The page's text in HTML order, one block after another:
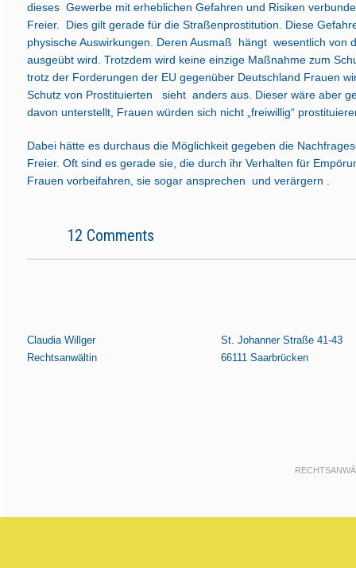
dieses Gewerbe mit erheblichen Gefahren und Risiken
Freier. Dies gilt gerade für die Straßenprostitution. Diese
physische Auswirkungen. Deren Ausmaß hängt wesentlich von
ausgeübt wird. Trotzdem wird keine einzige Maßnahme zum
trotz der Forderungen der EU gegenüber Deutschland Frauen
Schutz von Prostituierten sieht anders aus. Dieser wäre aber
davon unterstellt, Frauen würden sich nicht „freiwillig“
Dabei hätte es durchaus die Möglichkeit gegeben die
Freier. Oft sind es gerade sie, die durch ihr Verhalten für
Frauen vorbeifahren, sie sogar ansprechen und verärgern .
12 Comments
Claudia Willger
Rechtsanwältin
St. Johanner Straße 41-43
66111 Saarbrücken